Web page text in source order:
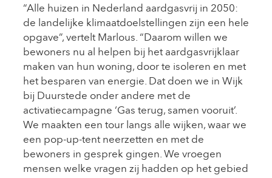
“Alle huizen in Nederland aardgasvrij in 2050:
de landelijke klimaatdoelstellingen zijn een hele
opgave”, vertelt Marlous. “Daarom willen we
bewoners nu al helpen bij het aardgasvrijklaar
maken van hun woning, door te isoleren en met
het besparen van energie. Dat doen we in Wijk
bij Duurstede onder andere met de
activatiecampagne ‘Gas terug, samen vooruit’.
We maakten een tour langs alle wijken, waar we
een pop-up-tent neerzetten en met de
bewoners in gesprek gingen. We vroegen
mensen welke vragen zij hadden op het gebied